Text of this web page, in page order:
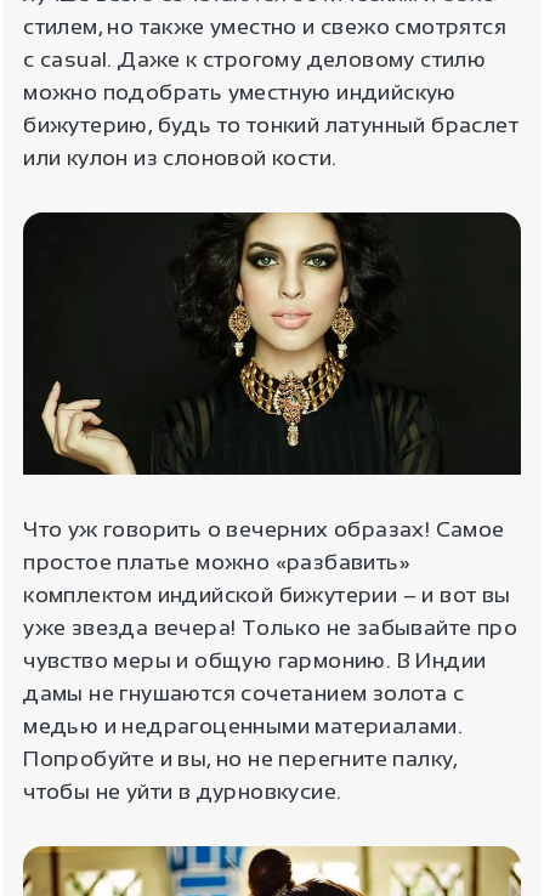
стилем, но также уместно и свежо смотрятся
с casual. Даже к строгому деловому стилю
можно подобрать уместную индийскую
бижутерию, будь то тонкий латунный браслет
или кулон из слоновой кости.
Что уж говорить о вечерних образах! Самое
простое платье можно «разбавить»
комплектом индийской бижутерии – и вот вы
уже звезда вечера! Только не забывайте про
чувство меры и общую гармонию. В Индии
дамы не гнушаются сочетанием золота с
медью и недрагоценными материалами.
Попробуйте и вы, но не перегните палку,
чтобы не уйти в дурновкусие.